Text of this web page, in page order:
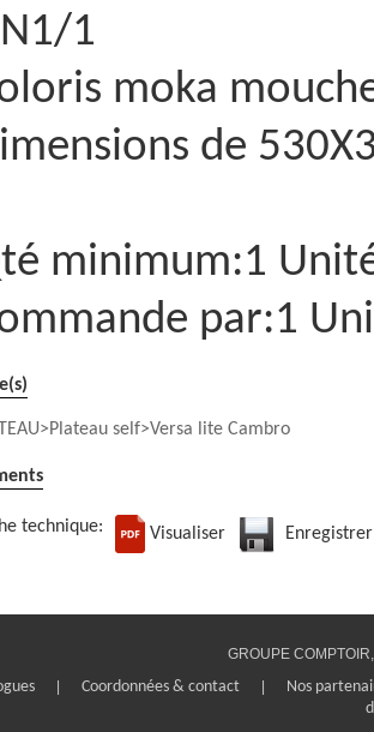
1
moka
de
minimum:1
par:1
Plateau self Versa lite Cambro
technique: Visualiser Enregistrer
GROUPE
Coordonnées & contact
Nos